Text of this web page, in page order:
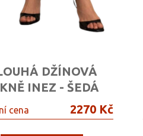
DŽÍNOVÁ
INEZ - ŠEDÁ
cena 2270 Kč